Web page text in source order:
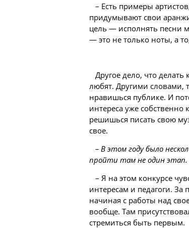
– Есть примеры
придумывают свои
цель — исполнять песни
— это не только ноты, а
Другое дело, что делать
любят. Другими словами,
нравишься публике. И
интереса уже собственно
решишься писать свою
свое.
– В этом году было
пройти там не один этап.
– Я на этом конкурсе
интересам и педагоги. За
начиная с работы над
вообще. Там
стремиться быть первым.